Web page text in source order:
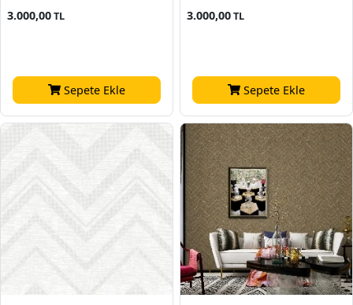
3.000,00TL
Sepete Ekle
3.000,00TL
Sepete Ekle